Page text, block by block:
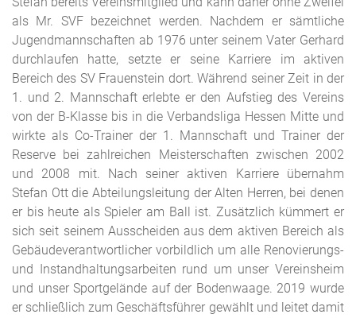
als Mr. SVF bezeichnet werden. Nachdem er sämtliche
Jugendmannschaften ab 1976 unter seinem Vater Gerhard
durchlaufen hatte, setzte er seine Karriere im aktiven
Bereich des SV Frauenstein dort. Während seiner Zeit in der
1. und 2. Mannschaft erlebte er den Aufstieg des Vereins
von der B-Klasse bis in die Verbandsliga Hessen Mitte und
wirkte als Co-Trainer der 1. Mannschaft und Trainer der
Reserve bei zahlreichen Meisterschaften zwischen 2002
und 2008 mit. Nach seiner aktiven Karriere übernahm
Stefan Ott die Abteilungsleitung der Alten Herren, bei denen
er bis heute als Spieler am Ball ist. Zusätzlich kümmert er
sich seit seinem Ausscheiden aus dem aktiven Bereich als
Gebäudeverantwortlicher vorbildlich um alle Renovierungs-
und Instandhaltungsarbeiten rund um unser Vereinsheim
und unser Sportgelände auf der Bodenwaage. 2019 wurde
er schließlich zum Geschäftsführer gewählt und leitet damit